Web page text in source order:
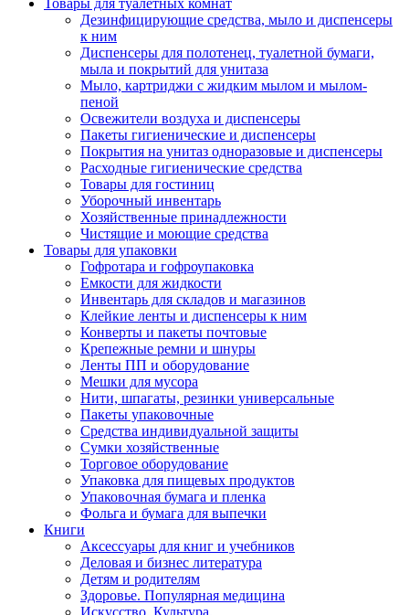
Товары для туалетных комнат
Дезинфицирующие средства, мыло и диспенсеры
к ним
Диспенсеры для полотенец, туалетной бумаги,
мыла и покрытий для унитаза
Мыло, картриджи с жидким мылом и мылом-
пеной
Освежители воздуха и диспенсеры
Пакеты гигиенические и диспенсеры
Покрытия на унитаз одноразовые и диспенсеры
Расходные гигиенические средства
Товары для гостиниц
Уборочный инвентарь
Хозяйственные принадлежности
Чистящие и моющие средства
Товары для упаковки
Гофротара и гофроупаковка
Емкости для жидкости
Инвентарь для складов и магазинов
Клейкие ленты и диспенсеры к ним
Конверты и пакеты почтовые
Крепежные ремни и шнуры
Ленты ПП и оборудование
Мешки для мусора
Нити, шпагаты, резинки универсальные
Пакеты упаковочные
Средства индивидуальной защиты
Сумки хозяйственные
Торговое оборудование
Упаковка для пищевых продуктов
Упаковочная бумага и пленка
Фольга и бумага для выпечки
Книги
Аксессуары для книг и учебников
Деловая и бизнес литература
Детям и родителям
Здоровье. Популярная медицина
Искусство. Культура.